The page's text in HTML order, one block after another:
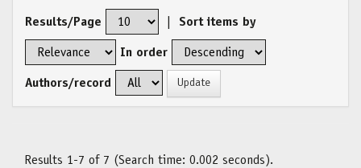
Results/Page Sort items by
In order
Authors/record
Results 1-7 of 7 (Search time: 0.002 seconds).